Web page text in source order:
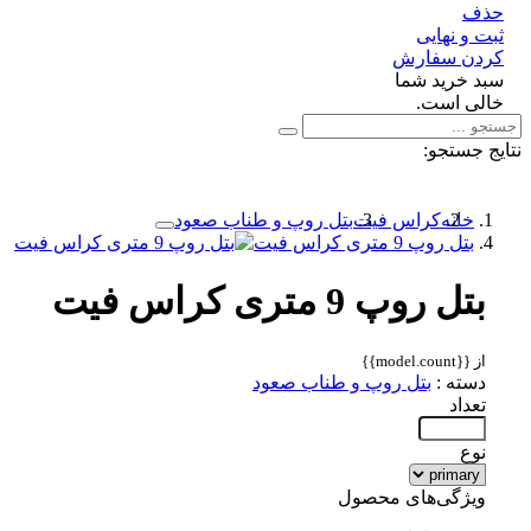
و نهایی
سفارش
خرید شما
است.
جستجو:
خانهکراس فیت بتل روپ و طناب صعود
بتل روپ 9 متری کراس فیت
بتل روپ 9 متری کراس فیت
دسته :بتل روپ و طناب صعود
ویژگی‌های محصول